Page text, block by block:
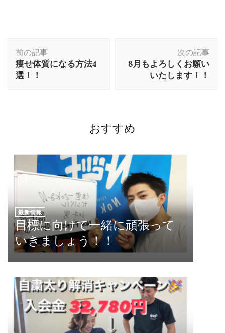
前の記事
痩せ体質になる方法4
選！！
次の記事
8月もよろしくお願い
いたします！！
おすすめ
最新情報
目標に向けて一緒に頑張って
いきましょう！！